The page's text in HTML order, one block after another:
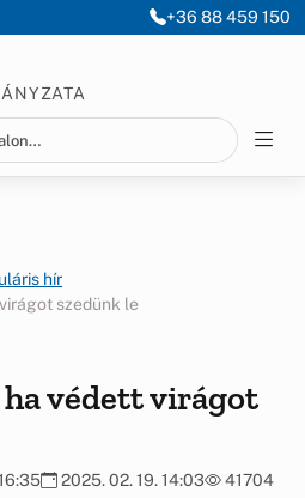
+36 88 459 150
hír
szedünk le
védett virágot
2025. 02. 19. 14:03 41704